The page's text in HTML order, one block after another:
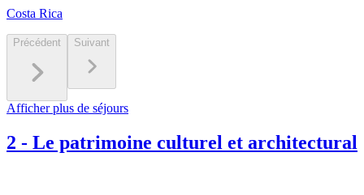
Costa Rica
Précédent Suivant
Afficher plus de séjours
2 - Le patrimoine culturel et architectural